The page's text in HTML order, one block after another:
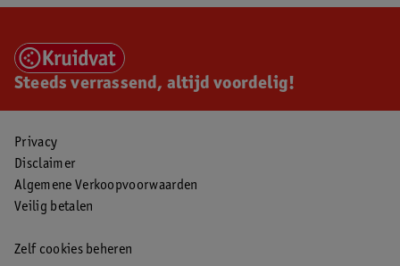
Steeds verrassend, altijd voordelig!
Privacy
Disclaimer
Algemene Verkoopvoorwaarden
Veilig betalen
Zelf cookies beheren